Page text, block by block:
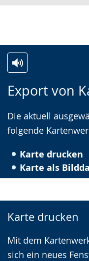
Export von
Die aktuell
folgende
Karte drucken
Karte als
Karte drucken
Mit dem
sich ein neues
Leichten
wechseln.
Audio-
Video
Deutscher
Gebärdensprache
wird
angezeigt.